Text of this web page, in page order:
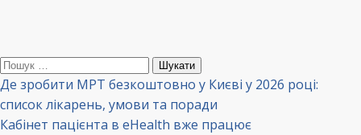
Пошук:
Де зробити МРТ безкоштовно у Києві у 2026 році:
список лікарень, умови та поради
Кабінет пацієнта в eHealth вже працює